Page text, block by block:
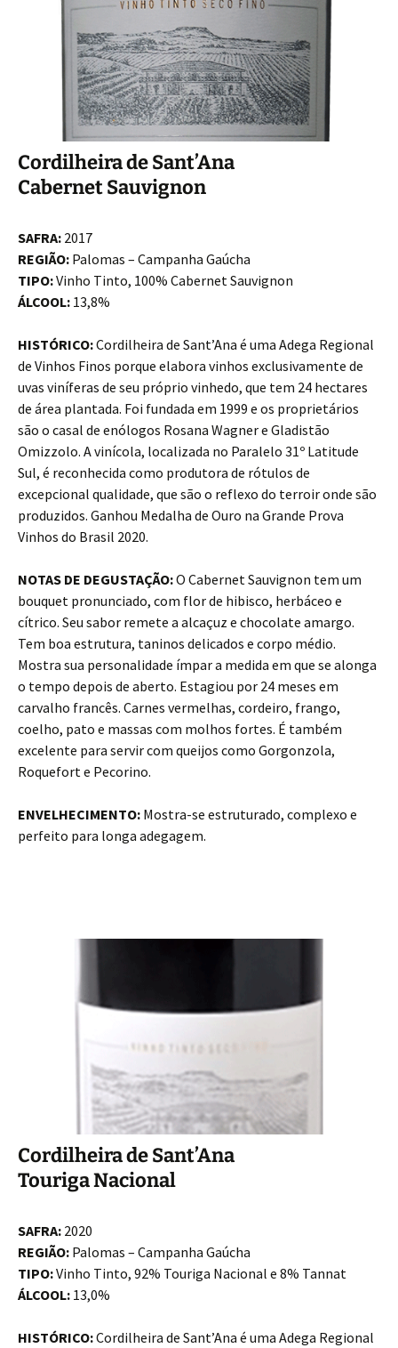
Cordilheira de Sant’Ana
Cabernet Sauvignon
SAFRA: 2017
REGIÃO: Palomas – Campanha Gaúcha
TIPO:Vinho Tinto, 100% Cabernet Sauvignon
ÁLCOOL: 13,8%
HISTÓRICO:Cordilheira de Sant’Ana é uma Adega Regional
de Vinhos Finos porque elabora vinhos exclusivamente de
uvas viníferas de seu próprio vinhedo, que tem 24 hectares
de área plantada. Foi fundada em 1999 e os proprietários
são o casal de enólogos Rosana Wagner e Gladistão
Omizzolo. A vinícola, localizada no Paralelo 31º Latitude
Sul, é reconhecida como produtora de rótulos de
excepcional qualidade, que são o reflexo do terroir onde são
produzidos. Ganhou Medalha de Ouro na Grande Prova
Vinhos do Brasil 2020.
NOTAS DE DEGUSTAÇÃO:O Cabernet Sauvignon tem um
bouquet pronunciado, com flor de hibisco, herbáceo e
cítrico. Seu sabor remete a alcaçuz e chocolate amargo.
Tem boa estrutura, taninos delicados e corpo médio.
Mostra sua personalidade ímpar a medida em que se alonga
o tempo depois de aberto. Estagiou por 24 meses em
carvalho francês. Carnes vermelhas, cordeiro, frango,
coelho, pato e massas com molhos fortes. É também
excelente para servir com queijos como Gorgonzola,
Roquefort e Pecorino.
ENVELHECIMENTO: Mostra-se estruturado, complexo e
perfeito para longa adegagem.
Cordilheira de Sant’Ana
Touriga Nacional
SAFRA: 2020
REGIÃO: Palomas – Campanha Gaúcha
TIPO:Vinho Tinto, 92% Touriga Nacional e 8% Tannat
ÁLCOOL: 13,0%
HISTÓRICO:Cordilheira de Sant’Ana é uma Adega Regional